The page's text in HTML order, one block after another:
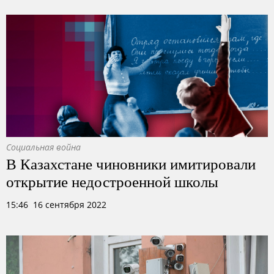
Социальная война
В Казахстане чиновники имитировали
открытие недостроенной школы
15:46 16 сентября 2022